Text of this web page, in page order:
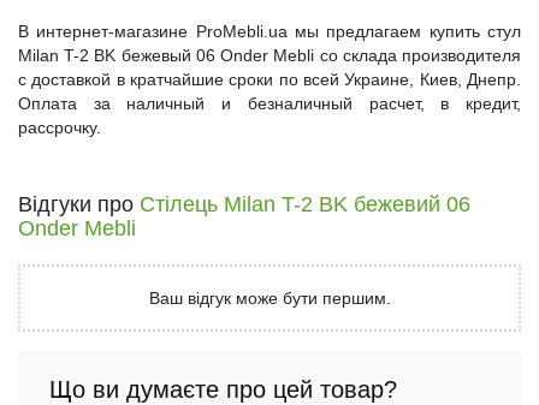
В интернет-магазине ProMebli.ua мы предлагаем купить стул
Milan T-2 BK бежевый 06 Onder Mebli со склада производителя
с доставкой в кратчайшие сроки по всей Украине, Киев, Днепр.
Оплата за наличный и безналичный расчет, в кредит,
рассрочку.
Відгуки про Стілець Milan T-2 BK бежевий 06
Onder Mebli
Ваш відгук може бути першим.
Що ви думаєте про цей товар?